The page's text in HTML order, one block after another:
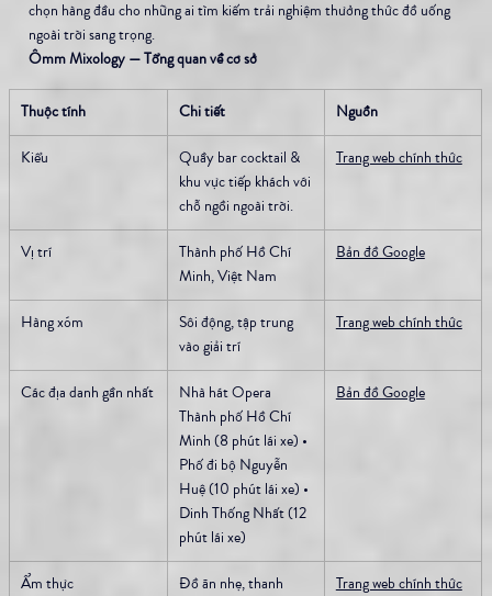
chọn hàng đầu cho những ai tìm kiếm trải nghiệm thưởng thức đồ uống
ngoài trời sang trọng.
Ômm Mixology — Tổng quan về cơ sở
Thuộc tính Chi tiết Nguồn
Kiểu
Quầy bar cocktail &
khu vực tiếp khách với
chỗ ngồi ngoài trời.
Trang web chính thức
Vị trí
Thành phố Hồ Chí
Minh, Việt Nam
Bản đồ Google
Hàng xóm
Sôi động, tập trung
vào giải trí
Trang web chính thức
Các địa danh gần nhất
Nhà hát Opera
Thành phố Hồ Chí
Minh (8 phút lái xe) •
Phố đi bộ Nguyễn
Huệ (10 phút lái xe) •
Dinh Thống Nhất (12
phút lái xe)
Bản đồ Google
Ẩm thực
Đồ ăn nhẹ, thanh
Trang web chính thức